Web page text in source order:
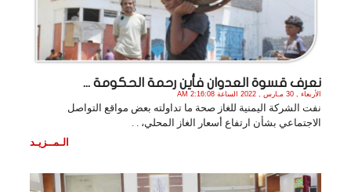
نعرف قسوة العدوان فأين رحمة الحكومة ...
الأربعاء , 30 مـارس , 2022 الساعة 2:16:08 AM
نفت الشركة اليمنية للغاز صحة ما تداولته بعض مواقع التواصل
الاجتماعي بشأن ارتفاع أسعار الغاز المحلي، . .
الـمــزيـد